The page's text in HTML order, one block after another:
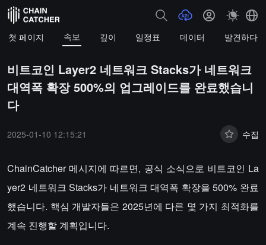
첫 페이지 속보 깊이 일정표 데이터 발견하다
비트코인 Layer2 네트워크 Stacks가 네트워크
대역폭 확장 500%의 업그레이드를 완료했습니
다
2025-01-10 12:15:21 수집
ChainCatcher 메시지에 따르면, 공식 소식으로 비트코인 La
yer2 네트워크 Stacks가 네트워크 대역폭 확장을 500% 완료
했습니다. 핵심 개발자들은 2025년에 다른 몇 가지 최적화를
계속 진행할 계획입니다.